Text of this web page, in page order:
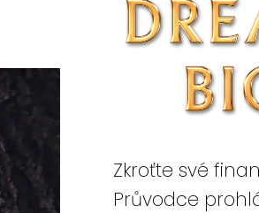
Zkroťte své
Průvodce